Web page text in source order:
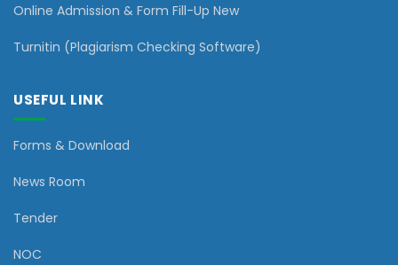
Online Admission & Form Fill-Up New
Turnitin (Plagiarism Checking Software)
USEFUL LINK
Forms & Download
News Room
Tender
NOC